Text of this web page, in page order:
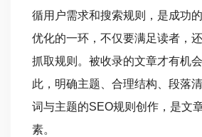
循用户需求和搜索规则，是成功
优化的一环，不仅要满足读者，
抓取规则。被收录的文章才有机
此，明确主题、合理结构、段落
词与主题的SEO规则创作，是文
素。